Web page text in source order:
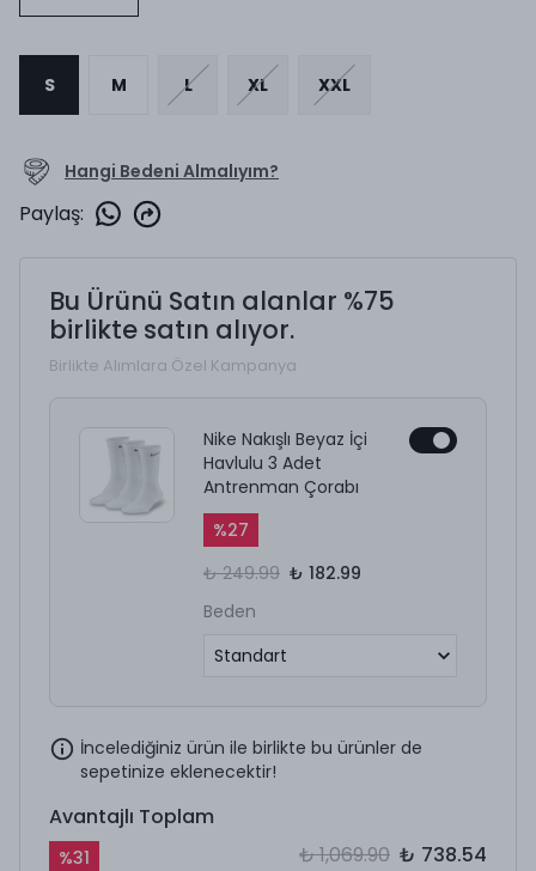
S M L XL XXL
Hangi Bedeni Almalıyım?
Paylaş:
Bu Ürünü Satın alanlar %75
birlikte satın alıyor.
Birlikte Alımlara Özel Kampanya
Nike Nakışlı Beyaz İçi
Havlulu 3 Adet
Antrenman Çorabı
%27
₺ 249.99 ₺ 182.99
Beden
İncelediğiniz ürün ile birlikte bu ürünler de
sepetinize eklenecektir!
Avantajlı Toplam
%31 ₺ 1,069.90 ₺ 738.54